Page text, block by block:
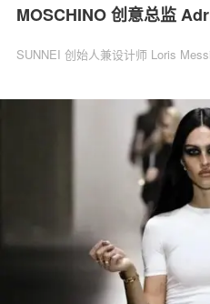
MOSCHINO 创意总监
SUNNEI 创始人兼设计师 Loris